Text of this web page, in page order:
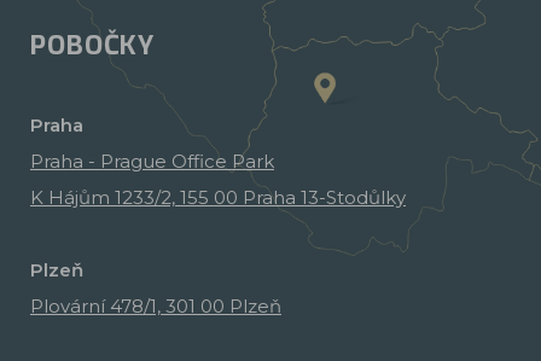
POBOČKY
Praha
Praha - Prague Office Park
K Hájům 1233/2, 155 00 Praha 13-Stodůlky
Plzeň
Plovární 478/1, 301 00 Plzeň